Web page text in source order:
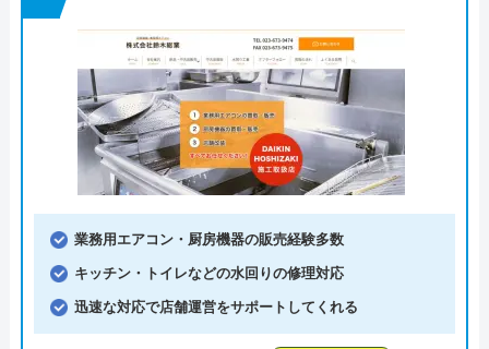
業務用エアコン・厨房機器の販売経験多数
キッチン・トイレなどの水回りの修理対応
迅速な対応で店舗運営をサポートしてくれる